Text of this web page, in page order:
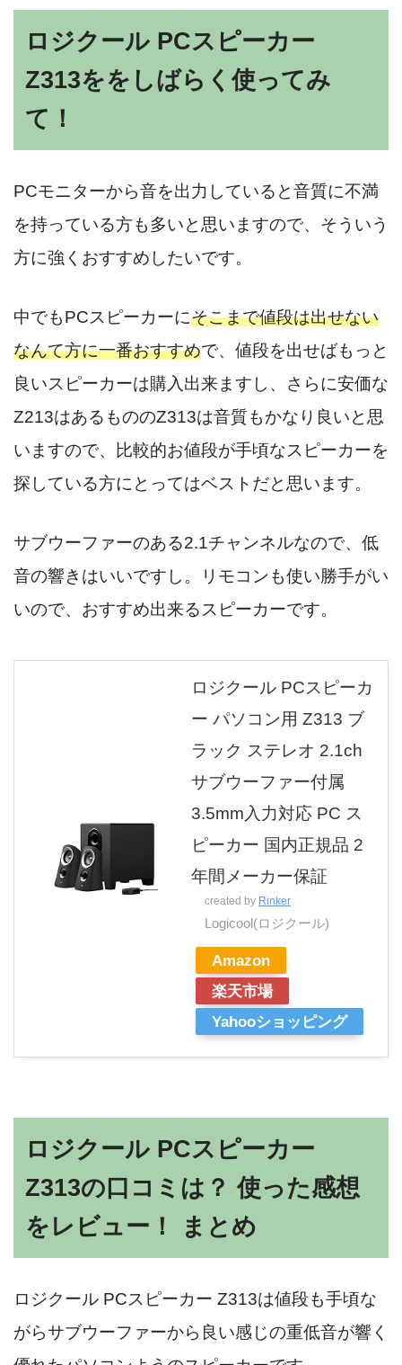
ロジクール PCスピーカー
Z313ををしばらく使ってみ
て！
PCモニターから音を出力していると音質に不満
を持っている方も多いと思いますので、そういう
方に強くおすすめしたいです。
中でもPCスピーカーにそこまで値段は出せない
なんて方に一番おすすめで、値段を出せばもっと
良いスピーカーは購入出来ますし、さらに安価な
Z213はあるもののZ313は音質もかなり良いと思
いますので、比較的お値段が手頃なスピーカーを
探している方にとってはベストだと思います。
サブウーファーのある2.1チャンネルなので、低
音の響きはいいですし。リモコンも使い勝手がい
いので、おすすめ出来るスピーカーです。
ロジクール PCスピーカ
ー パソコン用 Z313 ブ
ラック ステレオ 2.1ch
サブウーファー付属
3.5mm入力対応 PC ス
ピーカー 国内正規品 2
年間メーカー保証
created by Rinker
Logicool(ロジクール)
Amazon
楽天市場
Yahooショッピング
ロジクール PCスピーカー
Z313の口コミは？ 使った感想
をレビュー！ まとめ
ロジクール PCスピーカー Z313は値段も手頃な
がらサブウーファーから良い感じの重低音が響く